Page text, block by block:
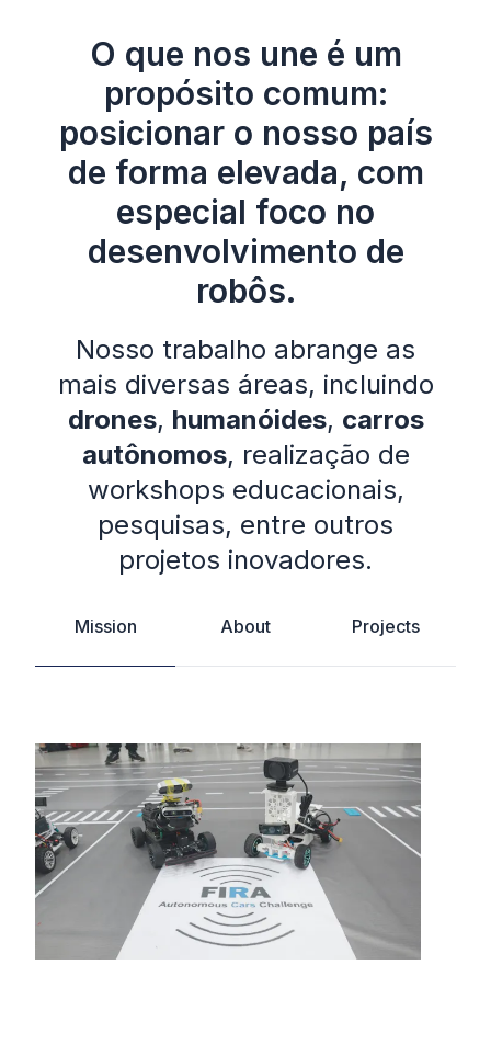
O que nos une é um
propósito comum:
posicionar o nosso país
de forma elevada, com
especial foco no
desenvolvimento de
robôs.
Nosso trabalho abrange as
mais diversas áreas, incluindo
drones, humanóides, carros
autônomos, realização de
workshops educacionais,
pesquisas, entre outros
projetos inovadores.
Mission About Projects